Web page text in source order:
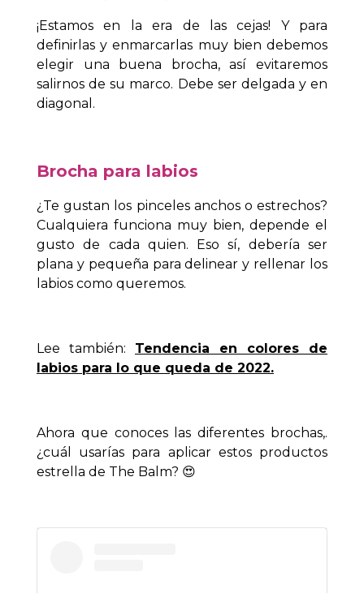
¡Estamos en la era de las cejas! Y para
definirlas y enmarcarlas muy bien debemos
elegir una buena brocha, así evitaremos
salirnos de su marco. Debe ser delgada y en
diagonal.
Brocha para labios
¿Te gustan los pinceles anchos o estrechos?
Cualquiera funciona muy bien, depende el
gusto de cada quien. Eso sí, debería ser
plana y pequeña para delinear y rellenar los
labios como queremos.
Lee también: Tendencia en colores de
labios para lo que queda de 2022.
Ahora que conoces las diferentes brochas,.
¿cuál usarías para aplicar estos productos
estrella de The Balm? 😍